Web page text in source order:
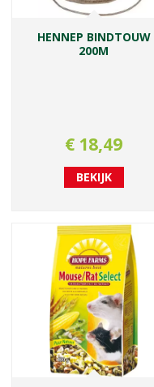
HENNEP BINDTOUW
200M
€ 18,49
BEKIJK